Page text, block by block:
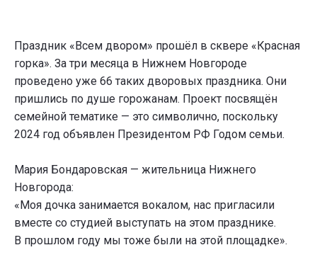
Праздник «Всем двором» прошёл в сквере «Красная
горка». За три месяца в Нижнем Новгороде
проведено уже 66 таких дворовых праздника. Они
пришлись по душе горожанам. Проект посвящён
семейной тематике — это символично, поскольку
2024 год объявлен Президентом РФ Годом семьи.
Мария Бондаровская — жительница Нижнего
Новгорода:
«Моя дочка занимается вокалом, нас пригласили
вместе со студией выступать на этом празднике.
В прошлом году мы тоже были на этой площадке».